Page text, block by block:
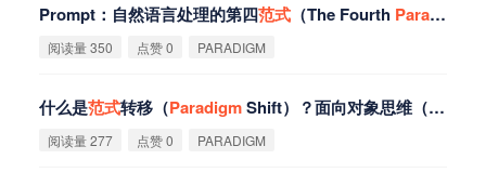
Prompt：自然语言处理的第四范式 （The Fourth Paradigm
阅读量 350 点赞 0 PARADIGM
什么是范式转移（ParadigmShift）？面向对象思维（初级）
阅读量 277 点赞 0 PARADIGM